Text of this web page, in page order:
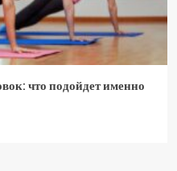
что подойдет именно